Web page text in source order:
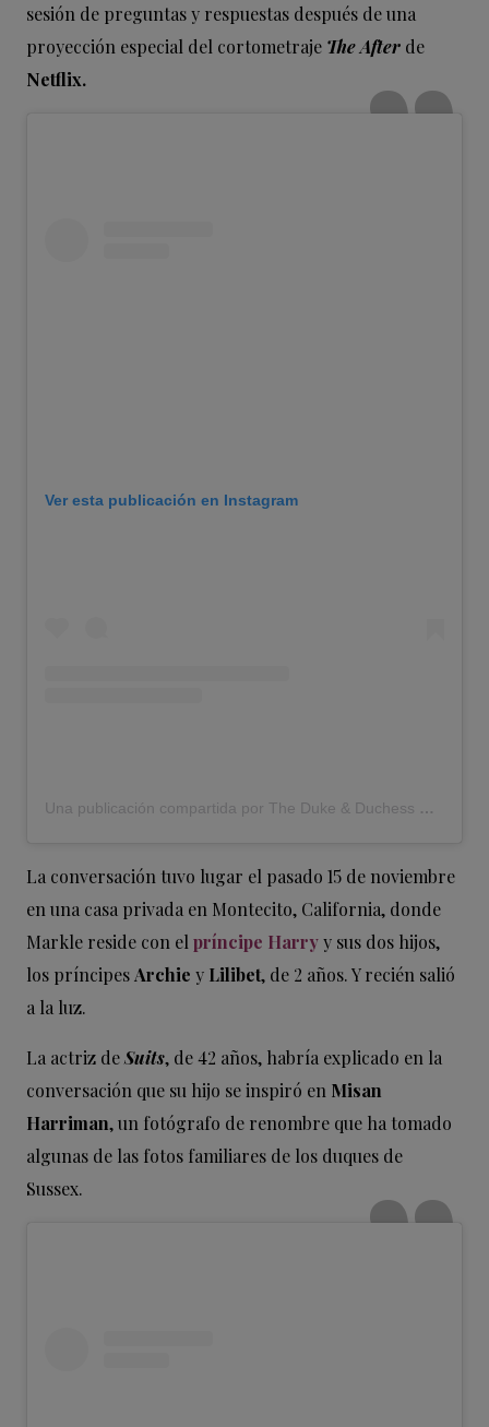
sesión de preguntas y respuestas después de una
proyección especial del cortometraje The After de
Netflix.
Ver esta publicación en Instagram
Una publicación compartida por The Duke & Duchess Of Sussex ♡ (@allsussex)
La conversación tuvo lugar el pasado 15 de noviembre
en una casa privada en Montecito, California, donde
Markle reside con el príncipe Harryy sus dos hijos,
los príncipes Archie y Lilibet, de 2 años. Y recién salió
a la luz.
La actriz deSuits, de 42 años, habría explicado en la
conversación que su hijo se inspiró en Misan
Harriman, un fotógrafo de renombre que ha tomado
algunas de las fotos familiares de los duques de
Sussex.